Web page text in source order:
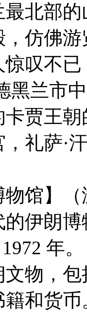
北部
仿佛
惊叹不
黑兰市
贾王
礼萨·
馆】
伊朗
年
物，
籍和货